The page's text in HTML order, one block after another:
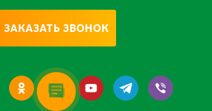
ЗАКАЗАТЬ ЗВОНОК